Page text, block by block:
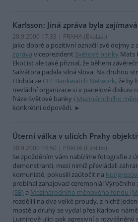
Karlsson: Jiná zpráva byla
28.9.2000 17:33 | PRAHA (EkoList)
Jako dobré a pozitivní označil své dojmy
zpráva viceprezident Světové banky Mats
EkoList ale také přiznal, že během
Salvátora padala silná slova. Na druhou
Hlobila ze CEE Bankwatch Network, že by
nevládní organizace si v panelové diskusi
fráze Světové banky i Mezinárodního
konkrétní odpovědi.
Úterní válka v ulicích Prahy
28.9.2000 14:50 | PRAHA (EkoList)
Se zpožděním vám nabízíme fotografie z
demonstranti, mezi nimiž převládali
komunisté, pokusili zaútočit na
probíhal zahajovací ceremoniál Výročního
(SB) a Mezinárodního měnového fondu
rozdělili na dva velké proudy, z nichž
mostě a druhý se vydal přes Karlovo
Lumírově ulici pak agresivní a rozvášněný